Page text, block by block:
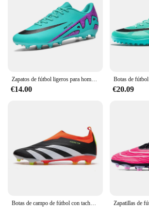
Zapatos de fútbol ligeros para hombre, botines de fútbol TF/FG, antideslizantes para exteriores, hierba, zapatillas de entrenamiento profesional, talla 33-46
€14.00 €20.09
Botas de campo de fútbol con tachuelas originales para hombres, zapatos de fútbol antideslizantes para niños, zapatillas de entrenamiento de la sociedad interior